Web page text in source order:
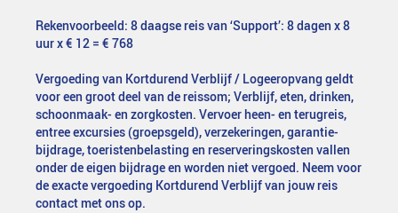
Rekenvoorbeeld: 8 daagse reis van ‘Support’: 8 dagen x 8
uur x € 12 = € 768
Vergoeding van Kortdurend Verblijf / Logeeropvang geldt
voor een groot deel van de reissom; Verblijf, eten, drinken,
schoonmaak- en zorgkosten. Vervoer heen- en terugreis,
entree excursies (groepsgeld), verzekeringen, garantie-
bijdrage, toeristenbelasting en reserveringskosten vallen
onder de eigen bijdrage en worden niet vergoed. Neem voor
de exacte vergoeding Kortdurend Verblijf van jouw reis
contact met ons op.